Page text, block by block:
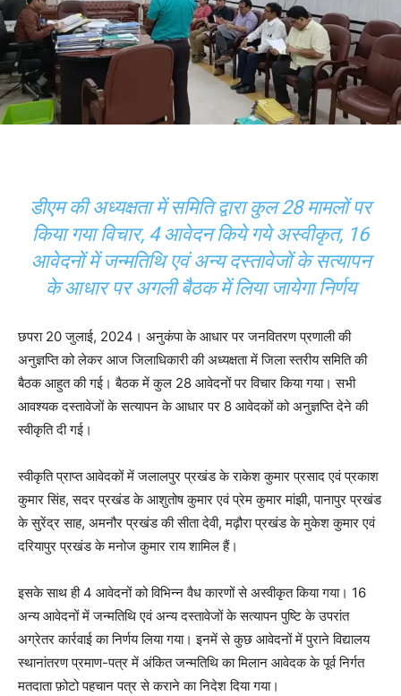
डीएम की अध्यक्षता में समिति द्वारा कुल 28 मामलों पर
किया गया विचार, 4 आवेदन किये गये अस्वीकृत, 16
आवेदनों में जन्मतिथि एवं अन्य दस्तावेजों के सत्यापन
के आधार पर अगली बैठक में लिया जायेगा निर्णय
छपरा 20 जुलाई, 2024। अनुकंपा के आधार पर जनवितरण प्रणाली की
अनुज्ञप्ति को लेकर आज जिलाधिकारी की अध्यक्षता में जिला स्तरीय समिति की
बैठक आहुत की गई। बैठक में कुल 28 आवेदनों पर विचार किया गया। सभी
आवश्यक दस्तावेजों के सत्यापन के आधार पर 8 आवेदकों को अनुज्ञप्ति देने की
स्वीकृति दी गई।
स्वीकृति प्राप्त आवेदकों में जलालपुर प्रखंड के राकेश कुमार प्रसाद एवं प्रकाश
कुमार सिंह, सदर प्रखंड के आशुतोष कुमार एवं प्रेम कुमार मांझी, पानापुर प्रखंड
के सुरेंद्र साह, अमनौर प्रखंड की सीता देवी, मढ़ौरा प्रखंड के मुकेश कुमार एवं
दरियापुर प्रखंड के मनोज कुमार राय शामिल हैं।
इसके साथ ही 4 आवेदनों को विभिन्न वैध कारणों से अस्वीकृत किया गया। 16
अन्य आवेदनों में जन्मतिथि एवं अन्य दस्तावेजों के सत्यापन पुष्टि के उपरांत
अग्रेतर कार्रवाई का निर्णय लिया गया। इनमें से कुछ आवेदनों में पुराने विद्यालय
स्थानांतरण प्रमाण-पत्र में अंकित जन्मतिथि का मिलान आवेदक के पूर्व निर्गत
मतदाता फ़ोटो पहचान पत्र से कराने का निदेश दिया गया।